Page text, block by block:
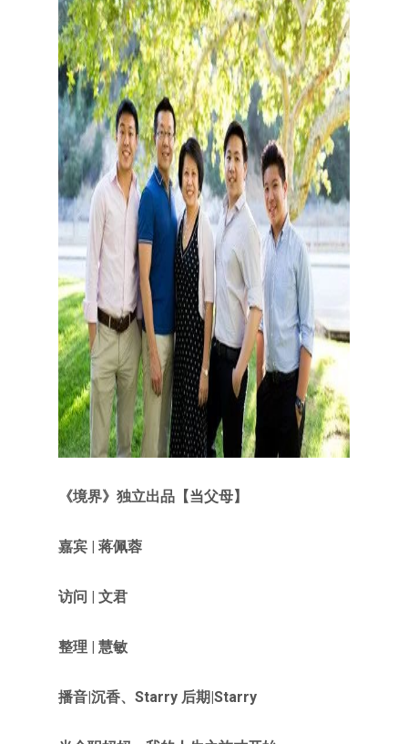
《境界》独立出品【当父母】
嘉宾 | 蒋佩蓉
访问 | 文君
整理 | 慧敏
播音|沉香、Starry 后期|Starry